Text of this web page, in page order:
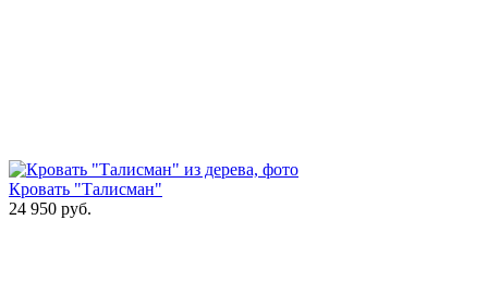
Кровать "Талисман"
24 950 руб.